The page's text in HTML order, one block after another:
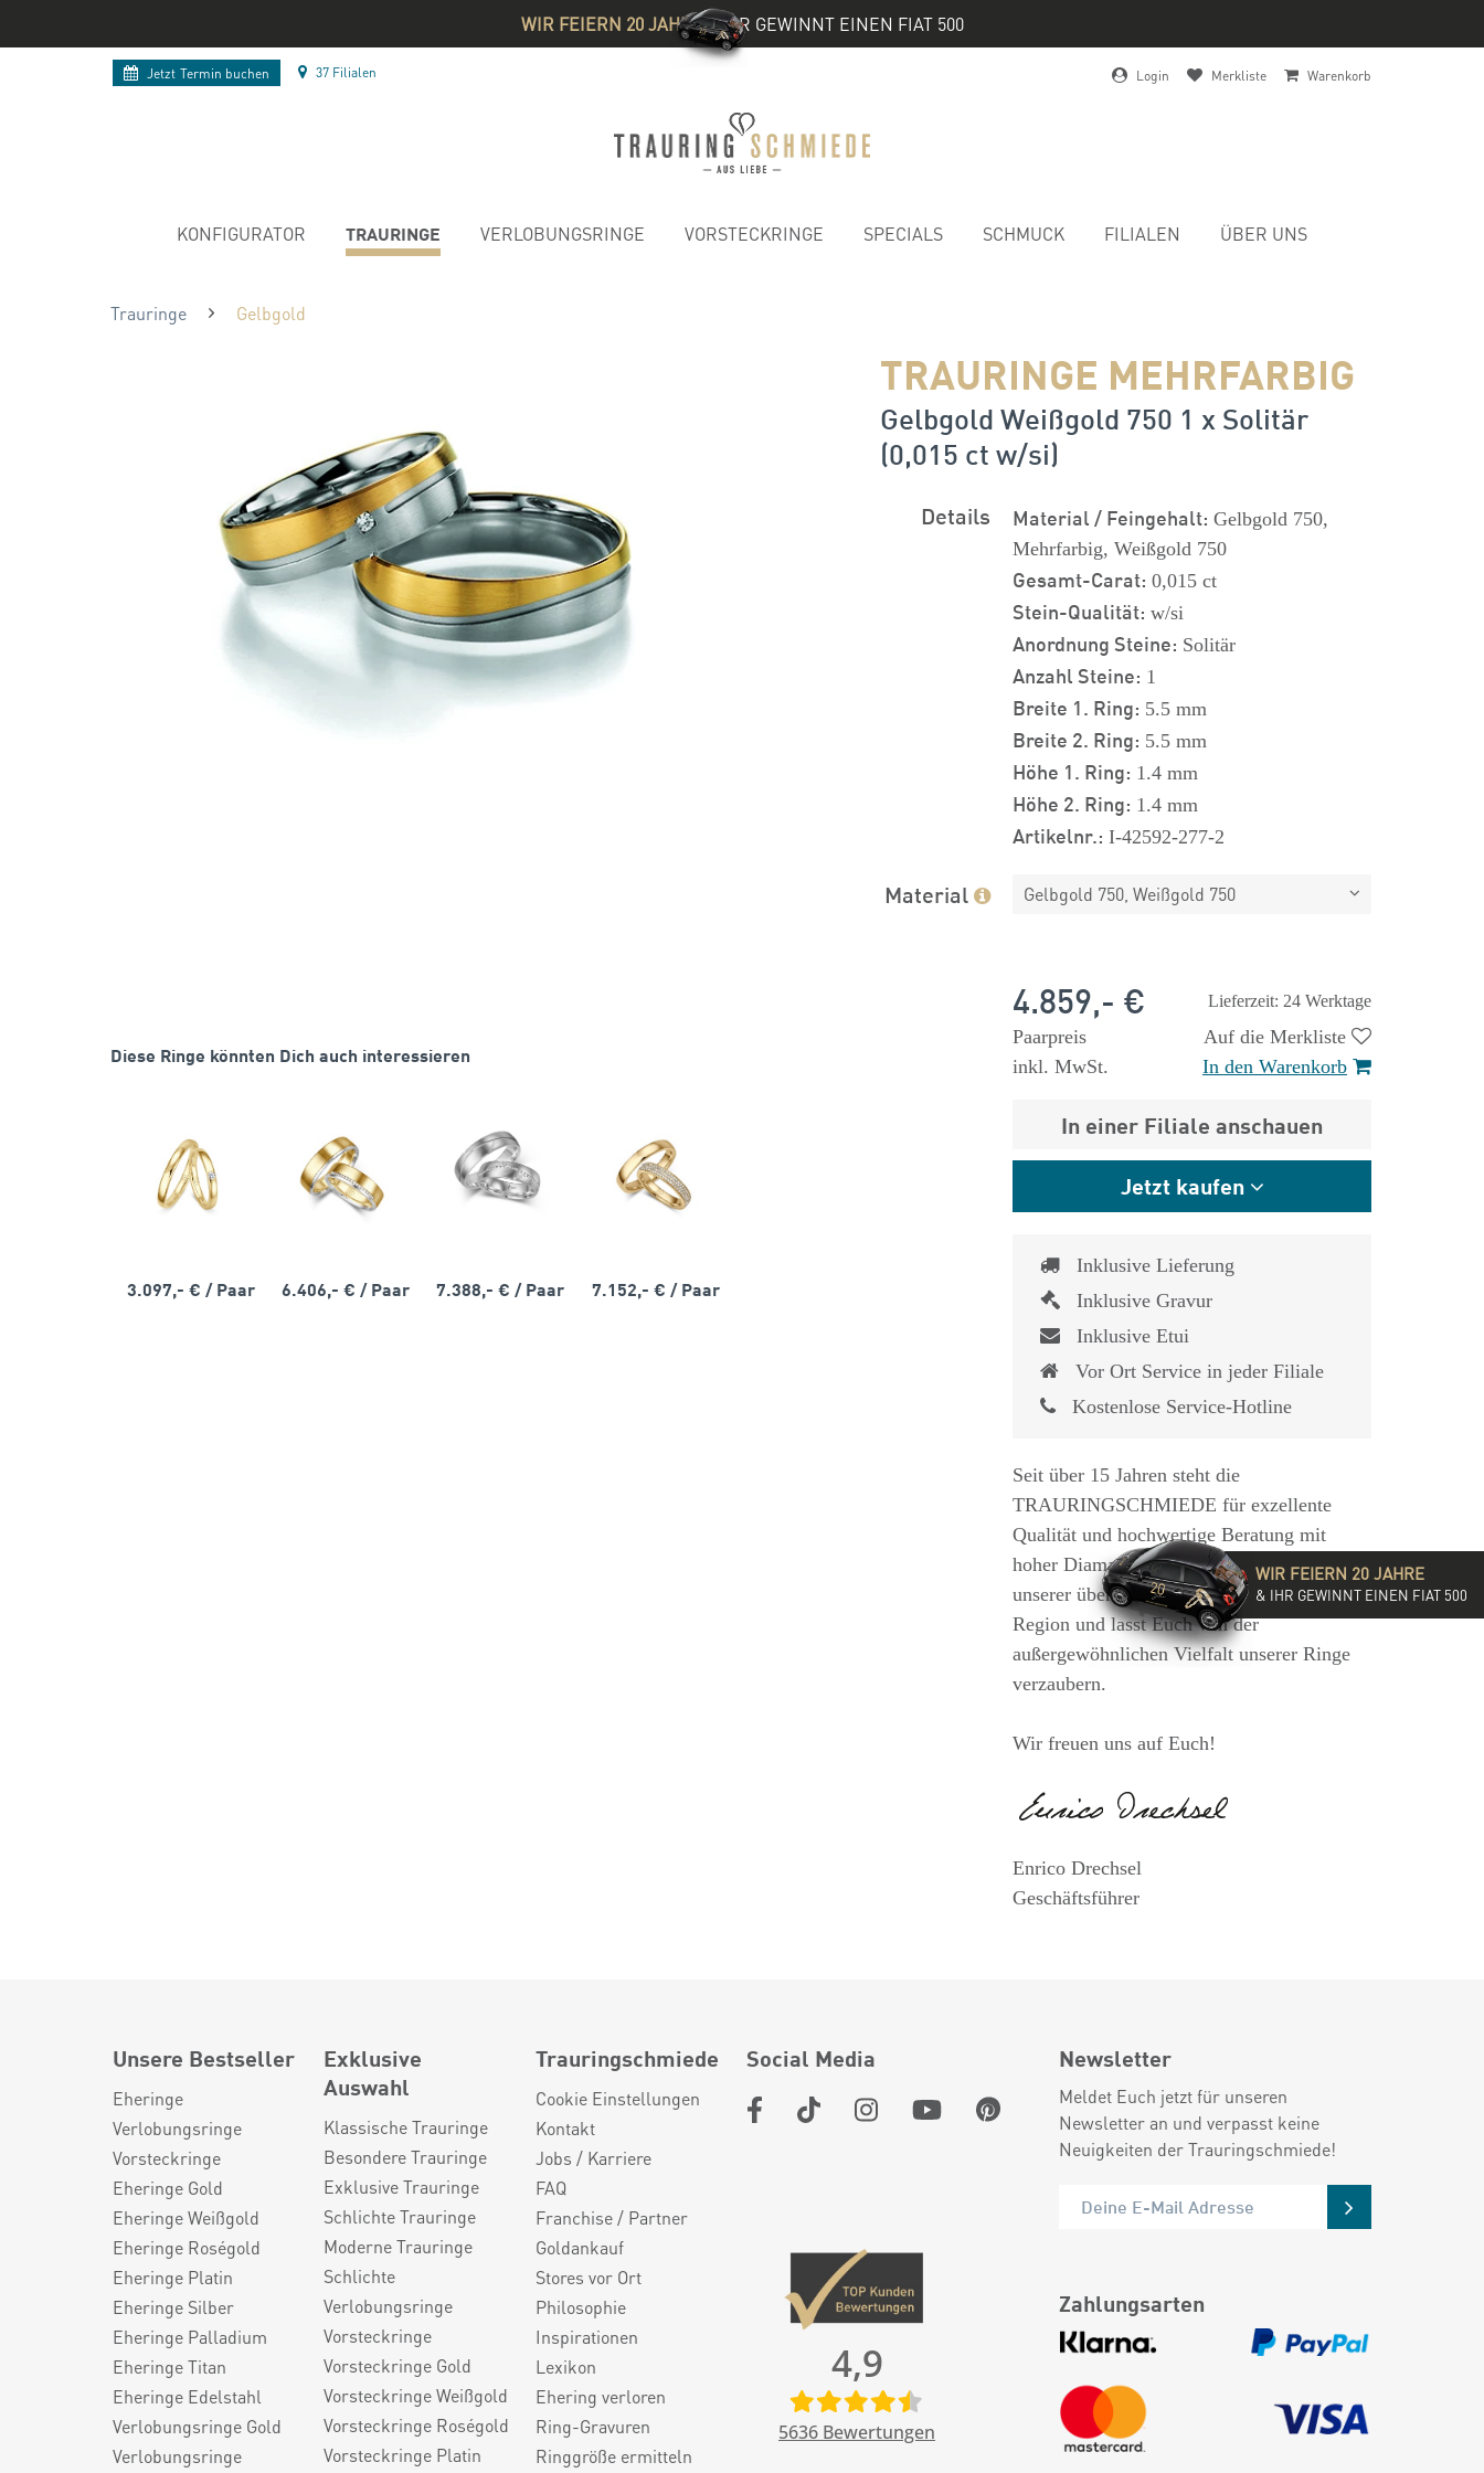
WIR FEIERN 20 JAHRE& IHR GEWINNT EINEN FIAT 500
Jetzt Termin buchen 37 Filialen Login Merkliste Warenkorb
KONFIGURATOR TRAURINGE VERLOBUNGSRINGE VORSTECKRINGE SPECIALS SCHMUCK FILIALEN ÜBER UNS
Trauringe Gelbgold
TRAURINGE MEHRFARBIG
Gelbgold Weißgold 750 1 x Solitär
(0,015 ct w/si)
Diese Ringe könnten Dich auch interessieren
3.097,- € / Paar 6.406,- €/ Paar 7.388,- €/ Paar 7.152,- € / Paar
Details Material / Feingehalt: Gelbgold 750,
Mehrfarbig, Weißgold 750
Gesamt-Carat: 0,015 ct
Stein-Qualität: w/si
Anordnung Steine: Solitär
Anzahl Steine: 1
Breite 1. Ring: 5.5 mm
Breite 2. Ring: 5.5 mm
Höhe 1. Ring: 1.4 mm
Höhe 2. Ring: 1.4 mm
Artikelnr.: I-42592-277-2
Material Gelbgold 750, Weißgold 750
Lieferzeit: 24 Werktage
4.859,- €
Paarpreis
inkl. MwSt.
Auf die Merkliste
In den Warenkorb
In einer Filiale anschauen
Jetzt kaufen
Inklusive Lieferung
Inklusive Gravur
Inklusive Etui
Vor Ort Service in jeder Filiale
Kostenlose Service-Hotline
Seit über 15 Jahren steht die
TRAURINGSCHMIEDE für exzellente
Qualität und hochwertige Beratung mit
hoher Diamantkompetenz. Besucht eine
unserer über 35 Filialen in der DACH-
Region und lasst Euch von der
außergewöhnlichen Vielfalt unserer Ringe
verzaubern.
Wir freuen uns auf Euch!
Enrico Drechsel
Geschäftsführer
Unsere Bestseller
Eheringe
Verlobungsringe
Vorsteckringe
Eheringe Gold
Eheringe Weißgold
Eheringe Roségold
Eheringe Platin
Eheringe Silber
Eheringe Palladium
Eheringe Titan
Eheringe Edelstahl
Verlobungsringe Gold
Verlobungsringe
Exklusive
Auswahl
Klassische Trauringe
Besondere Trauringe
Exklusive Trauringe
Schlichte Trauringe
Moderne Trauringe
Schlichte
Verlobungsringe
Vorsteckringe
Vorsteckringe Gold
Vorsteckringe Weißgold
Vorsteckringe Roségold
Vorsteckringe Platin
Trauringschmiede
Cookie Einstellungen
Kontakt
Jobs / Karriere
FAQ
Franchise / Partner
Goldankauf
Stores vor Ort
Philosophie
Inspirationen
Lexikon
Ehering verloren
Ring-Gravuren
Ringgröße ermitteln
Social Media
4,9
5636 Bewertungen
Newsletter
Meldet Euch jetzt für unseren
Newsletter an und verpasst keine
Neuigkeiten der Trauringschmiede!
Zahlungsarten
WIR FEIERN 20 JAHRE
& IHR GEWINNT EINEN FIAT 500